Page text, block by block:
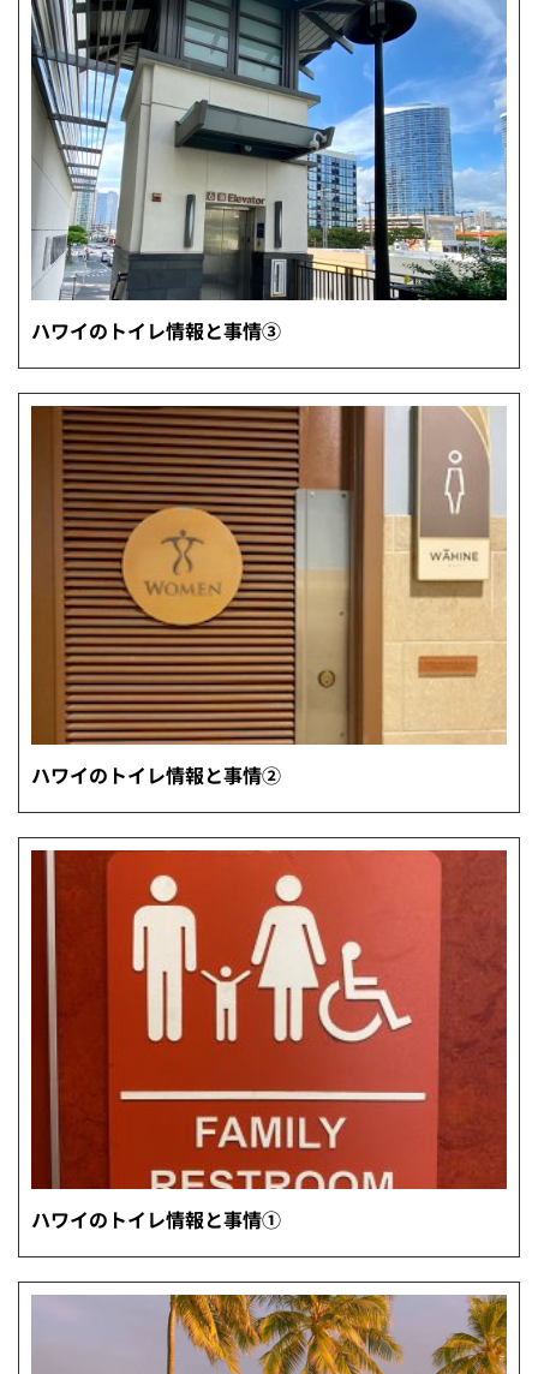
ハワイのトイレ情報と事情③
ハワイのトイレ情報と事情②
ハワイのトイレ情報と事情①